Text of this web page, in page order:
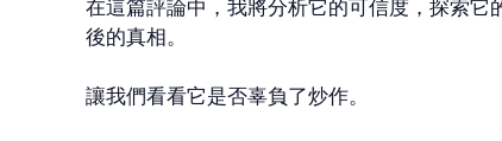
在這篇評論中，我將分析它的可信度，探索
後的真相。
讓我們看看它是否辜負了炒作。